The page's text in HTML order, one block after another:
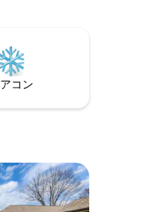
スするのに最適
コン